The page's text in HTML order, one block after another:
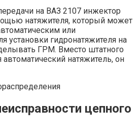
на ВАЗ 2107 инжектор
натяжителя, который может
или
установки гидронатяжителя на
ГРМ. Вместо штатного
автоматический натяжитель, он
цепного